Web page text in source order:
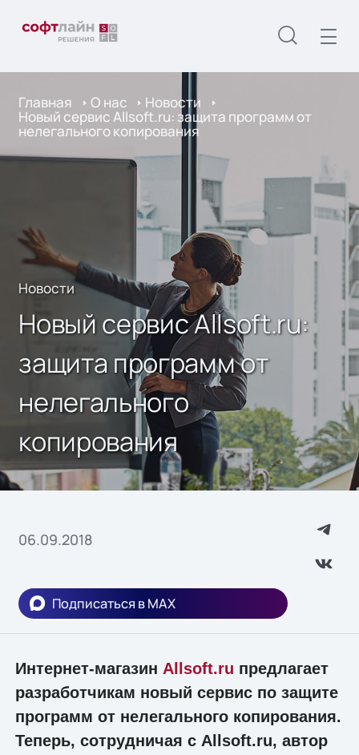
Главная О нас Новости
Новый сервис Allsoft.ru: защита программ от
нелегального копирования
Новости
Новый сервис Allsoft.ru:
защита программ от
нелегального
копирования
06.09.2018
Подписаться в MAX
Интернет-магазин Allsoft.ru предлагает
разработчикам новый сервис по защите
программ от нелегального копирования.
Теперь, сотрудничая с Allsoft.ru, автор